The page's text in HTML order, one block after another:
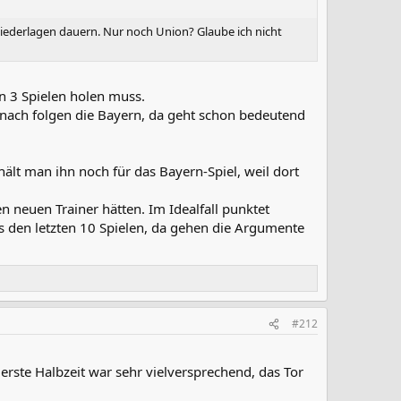
dauern. Nur noch Union? Glaube ich nicht
3 Spielen holen muss.
folgen die Bayern, da geht schon bedeutend
man ihn noch für das Bayern-Spiel, weil dort
neuen Trainer hätten. Im Idealfall punktet
letzten 10 Spielen, da gehen die Argumente
#212
Halbzeit war sehr vielversprechend, das Tor